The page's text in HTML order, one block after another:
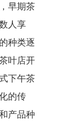
早期茶
人享
种类逐
叶店开
下午茶
的传
产品种